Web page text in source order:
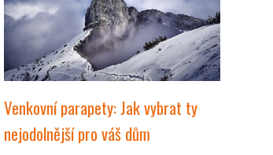
Venkovní parapety: Jak vybrat ty
nejodolnější pro váš dům